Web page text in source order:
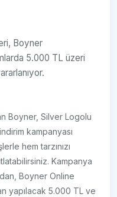
Boyner
5.000 TL üzeri
Boyner, Silver Logolu
kampanyası
hem tarzınızı
Kampanya
Boyner Online
yapılacak 5.000 TL ve